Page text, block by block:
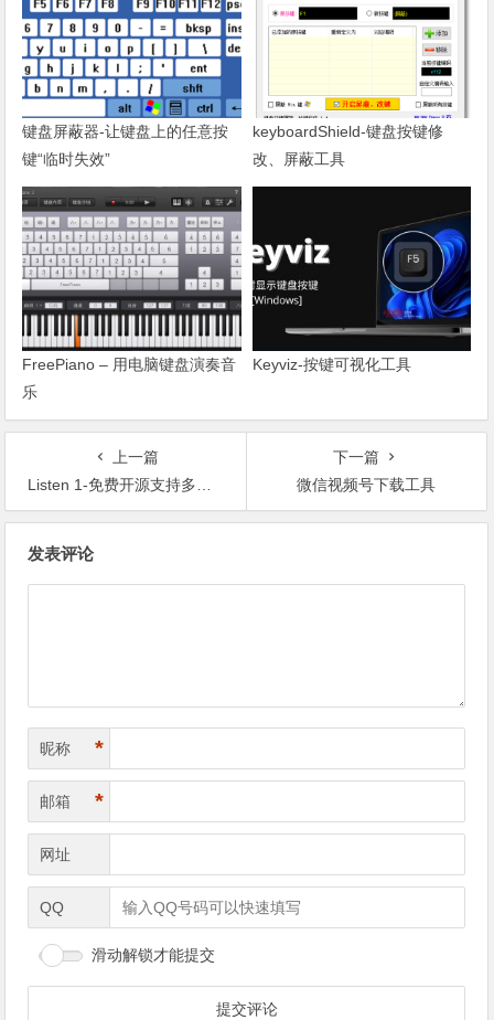
键盘屏蔽器-让键盘上的任意按
键“临时失效”
keyboardShield-键盘按键修
改、屏蔽工具
FreePiano – 用电脑键盘演奏音
乐
Keyviz-按键可视化工具
上一篇
Listen 1-免费开源支持多端多平台的音乐播放工具
下一篇
微信视频号下载工具
发表评论
昵称 *
邮箱 *
网址
QQ
滑动解锁才能提交